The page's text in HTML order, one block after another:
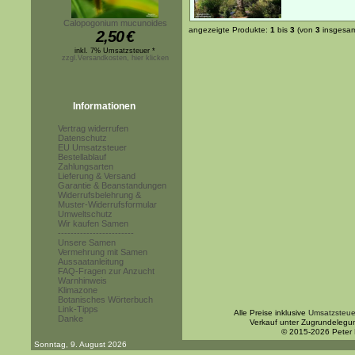
Calopogonium mucunoides
2,50€
inkl. 7% Umsatzsteuer *
zzgl.Versandkosten, hier klicken
Informationen
Vertrag widerrufen
Datenschutz
EU Umsatzsteuer
Bestellablauf
Zahlungsarten
Lieferung & Versand
Garantie & Beanstandungen
Widerrufsbelehrung &
Muster-Widerrufsformular
Umweltschutz
Wir kaufen Samen
------------------------
Unsere Samen
Vermehrung mit Samen
Aussaatanleitung
FAQ-Fragen zur Anzucht
Warnhinweis
Klimazone
Botanisches Wörterbuch
Link-Tipps
Danke
angezeigte Produkte: 1 bis 3 (von 3
Alle Preise inklusive
Verkauf unter
© 2015-2026 Peter
Sonntag, 9. August 2026